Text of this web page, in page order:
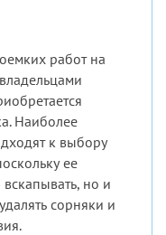
работ на
Наиболее
к выбору
ее
но и
сорняки и